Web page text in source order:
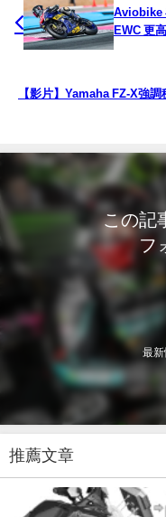
Aviobike
EWC 更
【影片】Yamaha FZ-X強
この記
フ
最新
推薦文章